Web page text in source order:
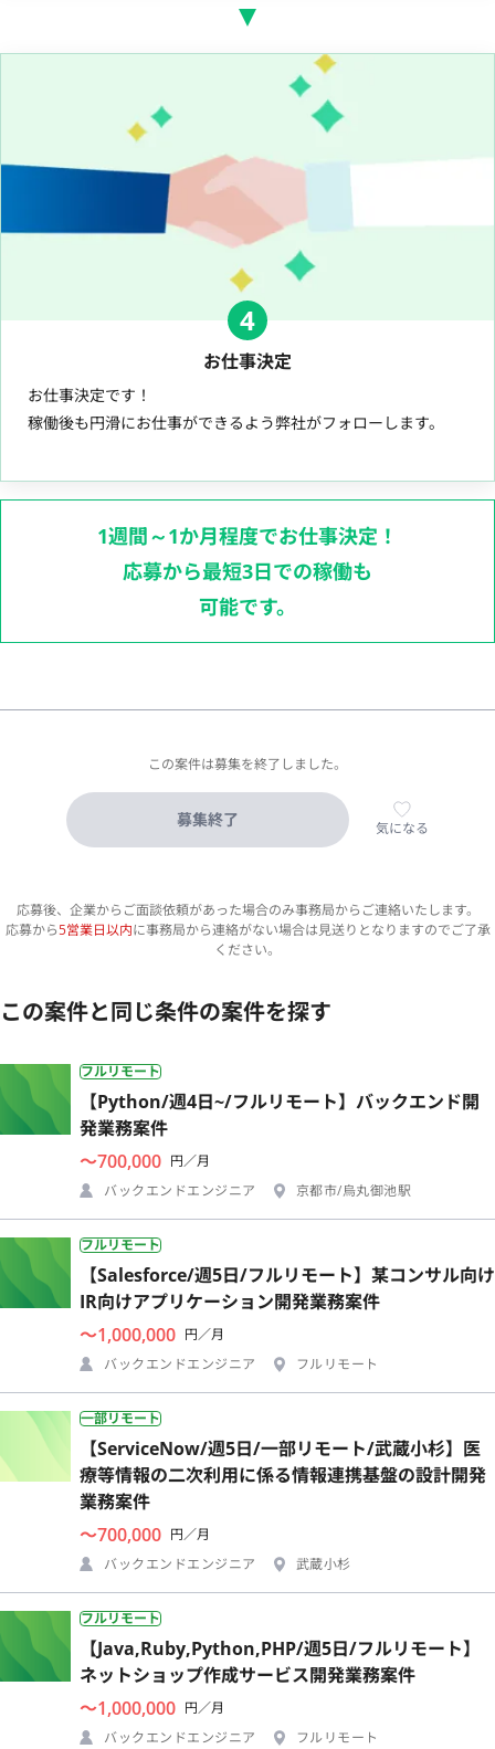
4
お仕事決定
お仕事決定です！
稼働後も円滑にお仕事ができるよう弊社がフォローします。
1週間～1か月程度でお仕事決定！
応募から最短3日での稼働も
可能です。
この案件は募集を終了しました。
募集終了 気になる
応募後、企業からご面談依頼があった場合のみ事務局からご連絡いたします。
応募から5営業日以内に事務局から連絡がない場合は見送りとなりますのでご了承
ください。
この案件と同じ条件の案件を探す
フルリモート
【Python/週4日~/フルリモート】バックエンド開
発業務案件
〜700,000 円／月
バックエンドエンジニア
京都市/烏丸御池駅
フルリモート
【Salesforce/週5日/フルリモート】某コンサル向け
IR向けアプリケーション開発業務案件
〜1,000,000 円／月
バックエンドエンジニア
フルリモート
一部リモート
【ServiceNow/週5日/一部リモート/武蔵小杉】医
療等情報の二次利用に係る情報連携基盤の設計開発
業務案件
〜700,000 円／月
バックエンドエンジニア
武蔵小杉
フルリモート
【Java,Ruby,Python,PHP/週5日/フルリモート】
ネットショップ作成サービス開発業務案件
〜1,000,000 円／月
バックエンドエンジニア
フルリモート